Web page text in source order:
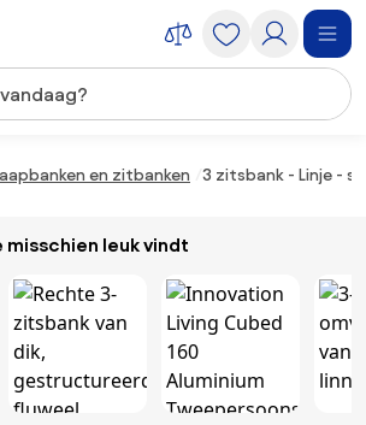
en zitbanken 3 zitsbank - Linje -
misschien leuk vindt